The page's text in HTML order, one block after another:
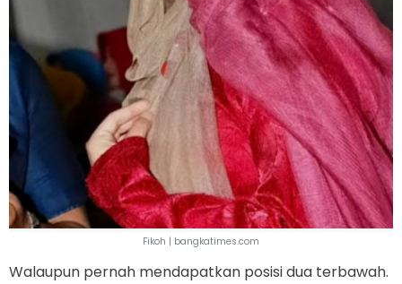
Fikoh | bangkatimes.com
Walaupun pernah mendapatkan posisi dua terbawah.